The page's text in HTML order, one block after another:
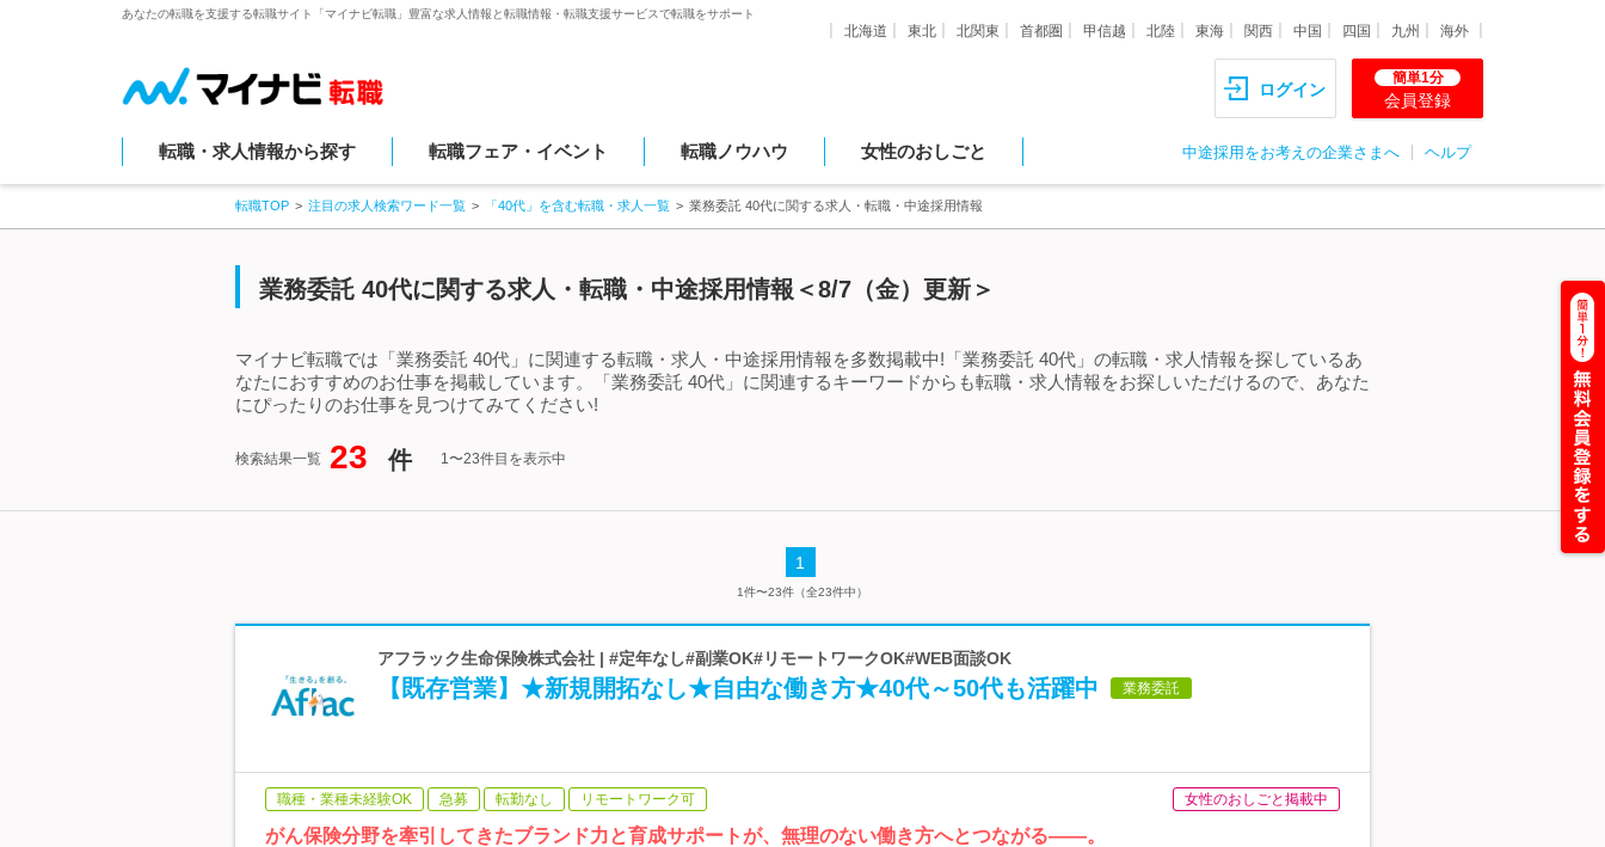
あなたの転職を支援する転職サイト「マイナビ転職」豊富な求人情報と転職情報・転職支援サービスで転職をサポート
北海道 東北 北関東 首都圏 甲信越 北陸 東海 関西 中国 四国 九州 海外
ログイン
簡単1分
会員登録
転職・求人情報から探す 転職フェア・イベント 転職ノウハウ 女性のおしごと 中途採用をお考えの企業さまへ ヘルプ
転職TOP 注目の求人検索ワード一覧 「40代」を含む転職・求人一覧 業務委託 40代に関する求人・転職・中途採用情報
業務委託 40代に関する求人・転職・中途採用情報＜8/7（金）更新＞
マイナビ転職では「業務委託 40代」に関連する転職・求人・中途採用情報を多数掲載中!「業務委託 40代」の転職・求人情報を探しているあ
なたにおすすめのお仕事を掲載しています。「業務委託 40代」に関連するキーワードからも転職・求人情報をお探しいただけるので、あなた
にぴったりのお仕事を見つけてみてください!
検索結果一覧 23 件 1〜23件目を表示中
1
1件〜23件（全23件中）
アフラック生命保険株式会社 | #定年なし#副業OK#リモートワークOK#WEB面談OK
【既存営業】★新規開拓なし★自由な働き方★40代～50代も活躍中 業務委託
職種・業種未経験OK 急募 転勤なし リモートワーク可 女性のおしごと掲載中
がん保険分野を牽引してきたブランド力と育成サポートが、無理のない働き方へとつながる――。